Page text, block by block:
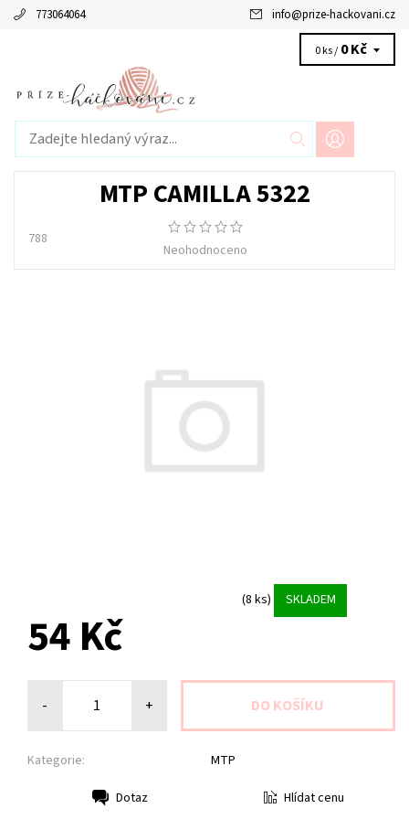
773064064 info@prize-hackovani.cz
0 ks / 0 Kč
MTP CAMILLA 5322
788
Neohodnoceno
(8 ks) SKLADEM
54 Kč
- +
Kategorie: MTP
Dotaz Hlídat cenu